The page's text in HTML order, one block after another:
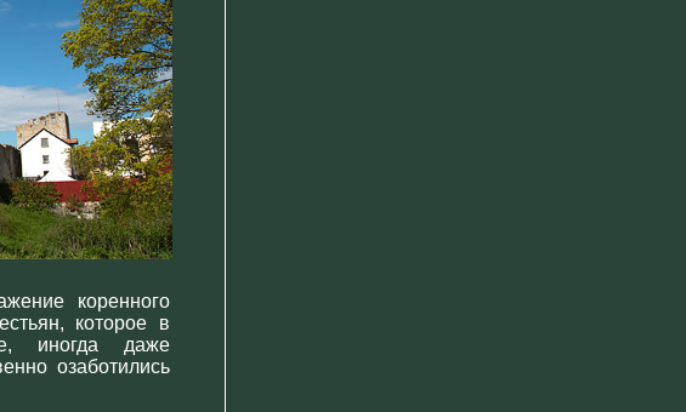
коренного
которое в
иногда даже
озаботились